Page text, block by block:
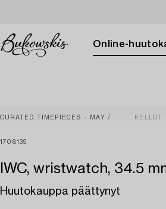
Online-
CURATED TIMEPIECES – MAY KELLOT
1708135
IWC, wristwatch, 34.5
Huutokauppa päättynyt